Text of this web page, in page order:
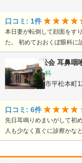
口コミ: 1件
本日妻が転倒して顔面をす
た。 初めておおくぼ眼科に
医療法人藤松会 耳鼻咽
耳鼻いんこう科
栃木県宇都宮市平松本町
口コミ: 6件
先日耳鳴りめまいがして初
人も少なく直ぐに診察かな